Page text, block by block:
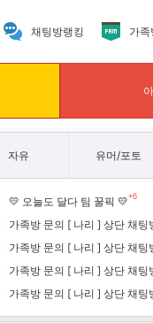
채팅방랭킹 가족
자유 유머/포토
💛 오늘도 달다 팀 꿀픽 💛+6
가족방 문의 [ 나리 ] 상단 채팅
가족방 문의 [ 나리 ] 상단 채팅
가족방 문의 [ 나리 ] 상단 채팅
가족방 문의 [ 나리 ] 상단 채팅